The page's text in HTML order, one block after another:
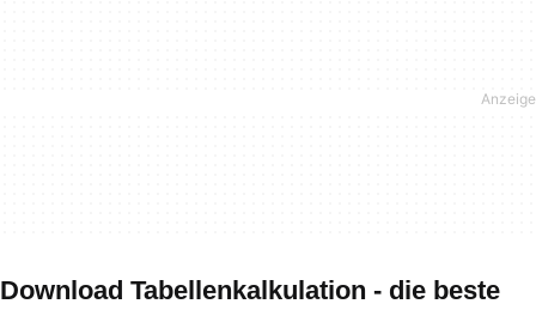
Download Tabellenkalkulation - die beste